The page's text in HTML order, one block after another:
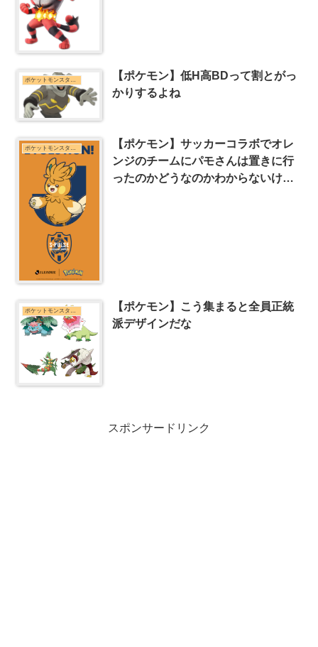
ポケットモンスターシリーズまとめ
【ポケモン】低H高BDって割とがっ
かりするよね
【ポケモン】サッカーコラボでオレ
ンジのチームにパモさんは置きに行
ったのかどうなのかわからないけど
【ポケモン】こう集まると全員正統
派デザインだな
スポンサードリンク